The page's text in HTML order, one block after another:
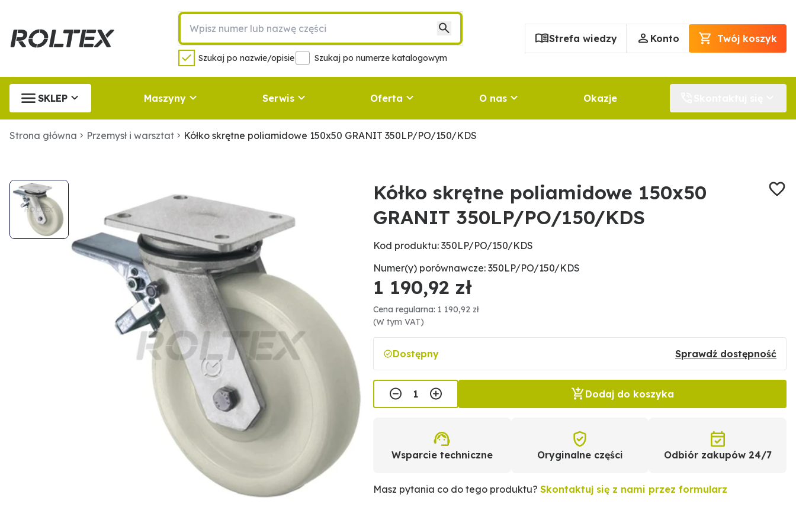
Szukaj po nazwie/opisie Szukaj po numerze katalogowym
Strefa wiedzy Konto Twój koszyk
SKLEP Maszyny Serwis Oferta O nas Okazje
Strona główna Przemysł i warsztat Kółko skrętne poliamidowe 150x50 GRANIT 350LP/PO/150/KDS
Kółko skrętne poliamidowe 150x50
GRANIT 350LP/PO/150/KDS
Kod produktu: 350LP/PO/150/KDS
Numer(y) porównawcze: 350LP/PO/150/KDS
1 190,92 zł
Cena regularna: 1 190,92 zł
(W tym VAT)
Dostępny Sprawdź dostępność
Dodaj do koszyka
Wsparcie techniczne Oryginalne części Odbiór zakupów 24/7
Masz pytania co do tego produktu?Skontaktuj się z nami przez formularz